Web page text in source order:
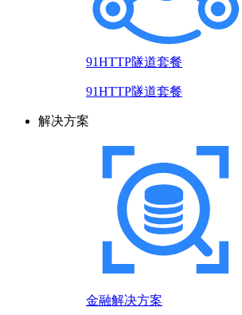
91HTTP隧道套餐
91HTTP隧道套餐
解决方案
金融解决方案